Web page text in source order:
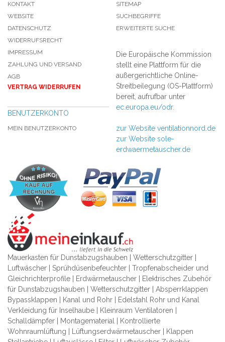
KONTAKT
WEBSITE
DATENSCHUTZ
WIDERRUFSRECHT
IMPRESSUM
ZAHLUNG UND VERSAND
AGB
VERTRAG WIDERRUFEN
SITEMAP
SUCHBEGRIFFE
ERWEITERTE SUCHE
BENUTZERKONTO
MEIN BENUTZERKONTO
Die Europäische Kommission
stellt eine Plattform für die
außergerichtliche Online-
Streitbeilegung (OS-Plattform)
bereit, aufrufbar unter
ec.europa.eu/odr.
zur Website ventilationnord.de
zur Website sole-
erdwaermetauscher.de
Mauerkasten für Dunstabzugshauben | Wetterschutzgitter |
Luftwäscher | Sprühdüsenbefeuchter | Tropfenabscheider und
Gleichrichterprofile | Erdwärmetauscher | Elektrisches Zubehör
für Dunstabzugshauben | Wetterschutzgitter | Absperrklappen
Bypassklappen | Kanal und Rohr | Edelstahl Rohr und Kanal
Verkleidung für Inselhaube | Kleinraum Ventilatoren |
Schalldämpfer | Montagematerial | Kontrollierte
Wohnraumlüftung | Lüftungserdwärmetauscher | Klappen